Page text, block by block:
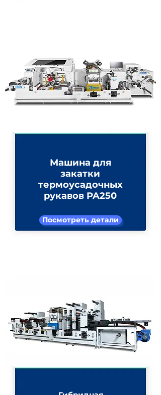
Посмотреть детали
Машина для
закатки
термоусадочных
рукавов PA250